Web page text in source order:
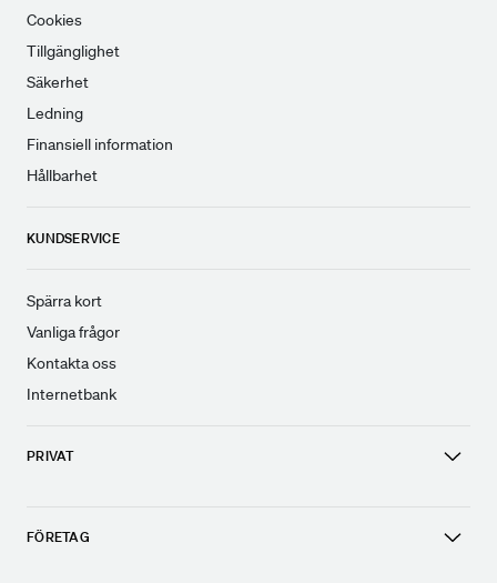
Cookies
Tillgänglighet
Säkerhet
Ledning
Finansiell information
Hållbarhet
KUNDSERVICE
Spärra kort
Vanliga frågor
Kontakta oss
Internetbank
PRIVAT
FÖRETAG